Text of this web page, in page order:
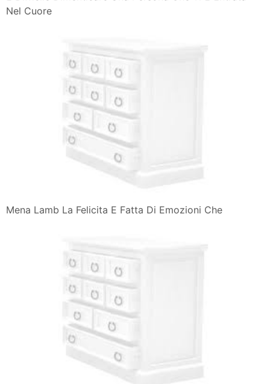
Nel Cuore
Mena Lamb La Felicita E Fatta Di Emozioni Che